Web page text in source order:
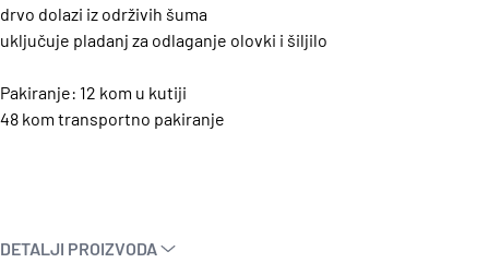
drvo dolazi iz održivih šuma
uključuje pladanj za odlaganje olovki i šiljilo
Pakiranje: 12 kom u kutiji
48 kom transportno pakiranje
DETALJI PROIZVODA